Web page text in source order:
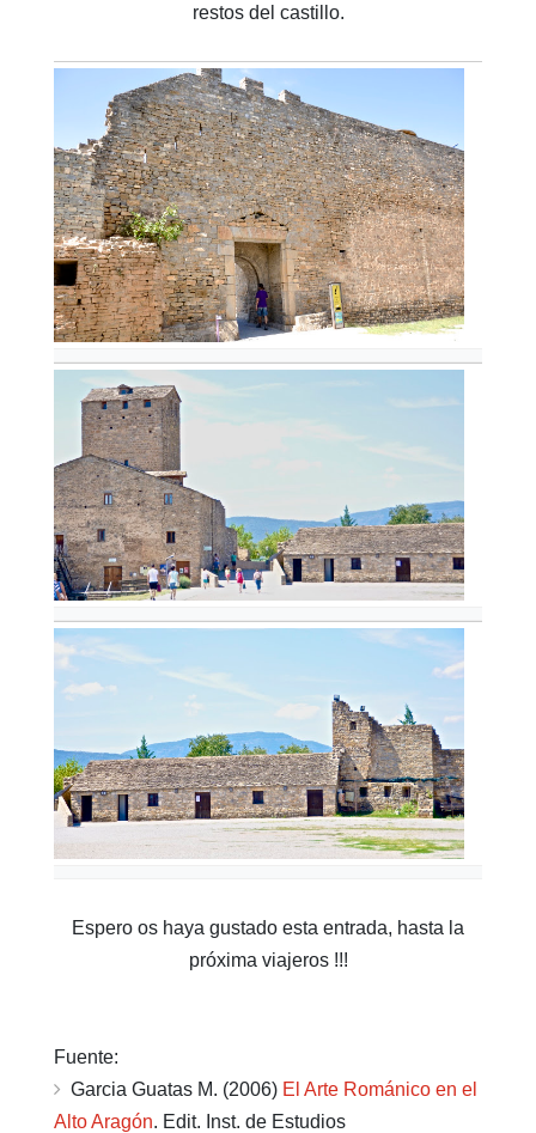
restos del castillo.
Espero os haya gustado esta entrada, hasta la
próxima viajeros !!!
Fuente:
Garcia Guatas M. (2006) El Arte Románico en el
Alto Aragón. Edit. Inst. de Estudios